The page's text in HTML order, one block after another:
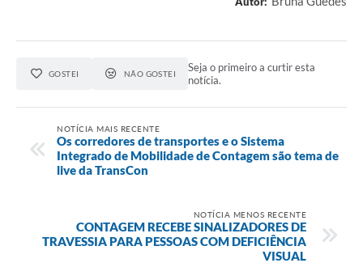
GOSTEI NÃO GOSTEI
Seja o primeiro a curtir esta
notícia.
NOTÍCIA MAIS RECENTE
Os corredores de transportes e o Sistema
Integrado de Mobilidade de Contagem são tema de
live da TransCon
NOTÍCIA MENOS RECENTE
CONTAGEM RECEBE SINALIZADORES DE
TRAVESSIA PARA PESSOAS COM DEFICIÊNCIA
VISUAL